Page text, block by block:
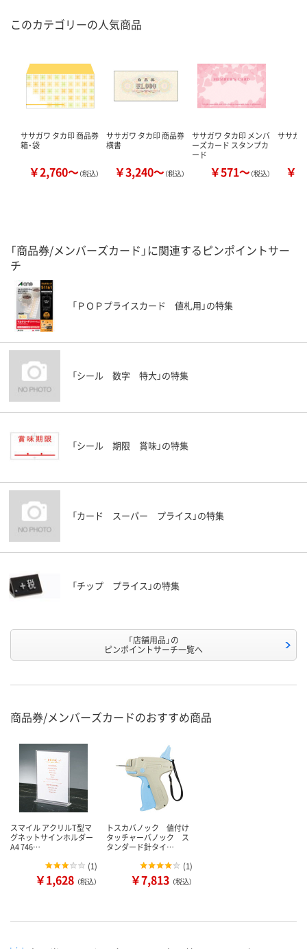
このカテゴリーの人気商品
ササガワ タカ印 商品券
箱・袋
￥2,760～（税込）
ササガワ タカ印 商品券
横書
￥3,240～（税込）
ササガワ タカ印 メンバ
ーズカード スタンプカ
ード
￥571～（税込）
ササガ
￥
「商品券/メンバーズカード」に関連するピンポイントサー
チ
「ＰＯＰプライスカード 値札用」の特集
「シール 数字 特大」の特集
「シール 期限 賞味」の特集
「カード スーパー プライス」の特集
「チップ プライス」の特集
「店舗用品」の
ピンポイントサーチ一覧へ
商品券/メンバーズカードのおすすめ商品
スマイル アクリルT型マ
グネットサインホルダー
A4 746…
(1)
￥1,628 （税込）
トスカバノック 値付け
タッチャーバノック ス
タンダード針タイ…
(1)
￥7,813 （税込）